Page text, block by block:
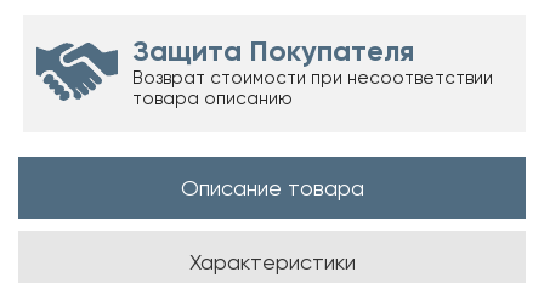
Защита Покупателя
Возврат стоимости при несоответствии
товара описанию
Описание товара
Характеристики